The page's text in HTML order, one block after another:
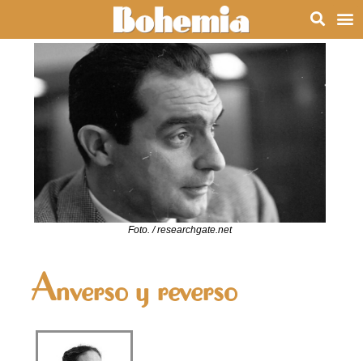
Foto. / researchgate.net
Anverso y reverso